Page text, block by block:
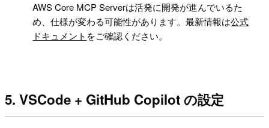
AWS Core MCP Serverは活発に開発が進んでいるた
め、仕様が変わる可能性があります。最新情報は公式
ドキュメント をご確認ください。
5. VSCode + GitHub Copilot の設定